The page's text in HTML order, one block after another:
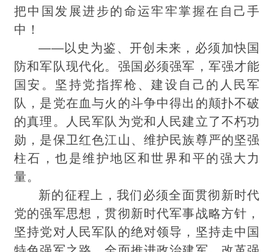
把中国发展进步的命运牢牢掌握在自己手
中！
——以史为鉴、开创未来，必须加快国
防和军队现代化。强国必须强军，军强才能
国安。坚持党指挥枪、建设自己的人民军
队，是党在血与火的斗争中得出的颠扑不破
的真理。人民军队为党和人民建立了不朽功
勋，是保卫红色江山、维护民族尊严的坚强
柱石，也是维护地区和世界和平的强大力
量。
新的征程上，我们必须全面贯彻新时代
党的强军思想，贯彻新时代军事战略方针，
坚持党对人民军队的绝对领导，坚持走中国